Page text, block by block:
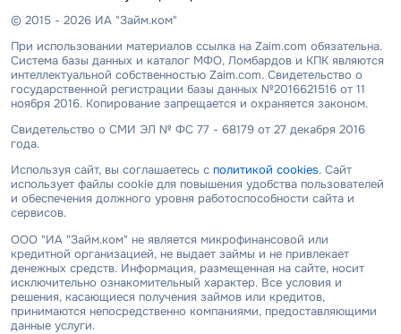
© 2015 - 2026 ИА "Займ.ком"
При использовании материалов ссылка на Zaim.com обязательна.
Система базы данных и каталог МФО, Ломбардов и КПК являются
интеллектуальной собственностью Zaim.com. Свидетельство о
государственной регистрации базы данных №2016621516 от 11
ноября 2016. Копирование запрещается и охраняется законом.
Свидетельство о СМИ ЭЛ № ФС 77 - 68179 от 27 декабря 2016
года.
Используя сайт, вы соглашаетесь с политикой cookies. Сайт
использует файлы cookie для повышения удобства пользователей
и обеспечения должного уровня работоспособности сайта и
сервисов.
ООО "ИА "Займ.ком" не является микрофинансовой или
кредитной организацией, не выдает займы и не привлекает
денежных средств. Информация, размещенная на сайте, носит
исключительно ознакомительный характер. Все условия и
решения, касающиеся получения займов или кредитов,
принимаются непосредственно компаниями, предоставляющими
данные услуги.